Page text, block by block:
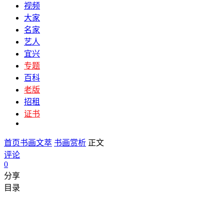
视频
大家
名家
艺人
宜兴
专题
百科
老版
招租
证书
首页书画文萃 书画赏析 正文
评论
0
分享
目录